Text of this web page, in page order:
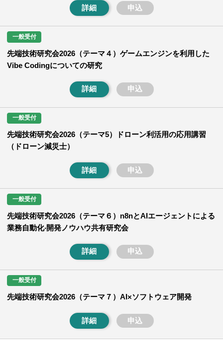
詳細 申込
一般受付
先端技術研究会2026（テーマ４）ゲームエンジンを利用した
Vibe Codingについての研究
詳細 申込
一般受付
先端技術研究会2026（テーマ5）ドローン利活用の応用講習
（ドローン減災士）
詳細 申込
一般受付
先端技術研究会2026（テーマ６）n8nとAIエージェントによる
業務⾃動化‧開発ノウハウ共有研究会
詳細 申込
一般受付
先端技術研究会2026（テーマ７）AI×ソフトウェア開発
詳細 申込